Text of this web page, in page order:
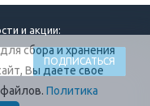
и акции:
сбора и хранения
Вы даете свое
Политика